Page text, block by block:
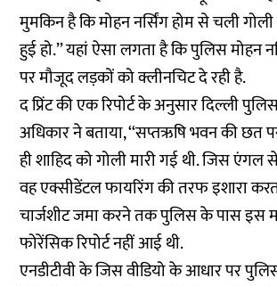
मुमकिन है कि मोहन नर्सिंग होम से चली
हुई हो.’’ यहां ऐसा लगता है कि पुलिस मोहन
पर मौजूद लड़कों को क्लीनचिट दे रही है.
द प्रिंट की एकरिपोर्टके अनुसार दिल्ली
अधिकार ने बताया, ‘‘सप्तऋषि भवन की छत
ही शाहिद को गोली मारी गई थी. जिस
वह एक्सीडेंटल फायरिंग की तरफ इशारा
चार्जशीट जमा करने तक पुलिस के पास इस
फोरेंसिक रिपोर्ट नहीं आई थी.
एनडीटीवी के जिस वीडियो के आधार पर